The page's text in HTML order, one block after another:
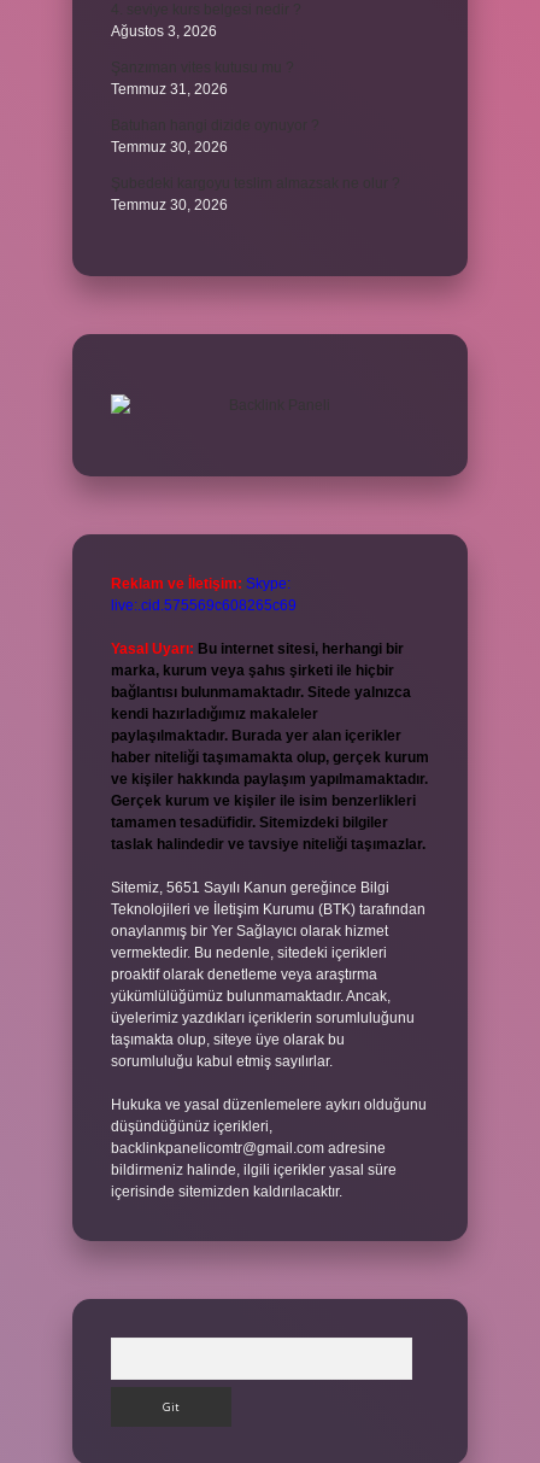
Ağustos 3, 2026
Temmuz 31, 2026
Temmuz 30, 2026
Temmuz 30, 2026
Reklam ve İletişim: Skype:
live:.cid.575569c608265c69
Yasal Uyarı: Bu internet sitesi, herhangi bir
marka, kurum veya şahıs şirketi ile hiçbir
bağlantısı bulunmamaktadır. Sitede yalnızca
kendi hazırladığımız makaleler
paylaşılmaktadır. Burada yer alan içerikler
haber niteliği taşımamakta olup, gerçek kurum
ve kişiler hakkında paylaşım yapılmamaktadır.
Gerçek kurum ve kişiler ile isim benzerlikleri
tamamen tesadüfidir. Sitemizdeki bilgiler
taslak halindedir ve tavsiye niteliği taşımazlar.
Sitemiz, 5651 Sayılı Kanun gereğince Bilgi
Teknolojileri ve İletişim Kurumu (BTK) tarafından
onaylanmış bir Yer Sağlayıcı olarak hizmet
vermektedir. Bu nedenle, sitedeki içerikleri
proaktif olarak denetleme veya araştırma
yükümlülüğümüz bulunmamaktadır. Ancak,
üyelerimiz yazdıkları içeriklerin sorumluluğunu
taşımakta olup, siteye üye olarak bu
sorumluluğu kabul etmiş sayılırlar.
Hukuka ve yasal düzenlemelere aykırı olduğunu
düşündüğünüz içerikleri,
backlinkpanelicomtr@gmail.com adresine
bildirmeniz halinde, ilgili içerikler yasal süre
içerisinde sitemizden kaldırılacaktır.